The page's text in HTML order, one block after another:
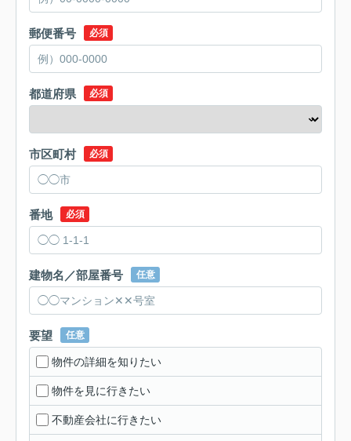
郵便番号 必須
都道府県 必須
市区町村 必須
番地 必須
建物名／部屋番号 任意
要望 任意
物件の詳細を知りたい
物件を見に行きたい
不動産会社に行きたい